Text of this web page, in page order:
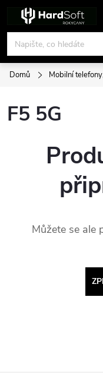
obsah
Domů Mobilní
F5 5G
Můžete se ale